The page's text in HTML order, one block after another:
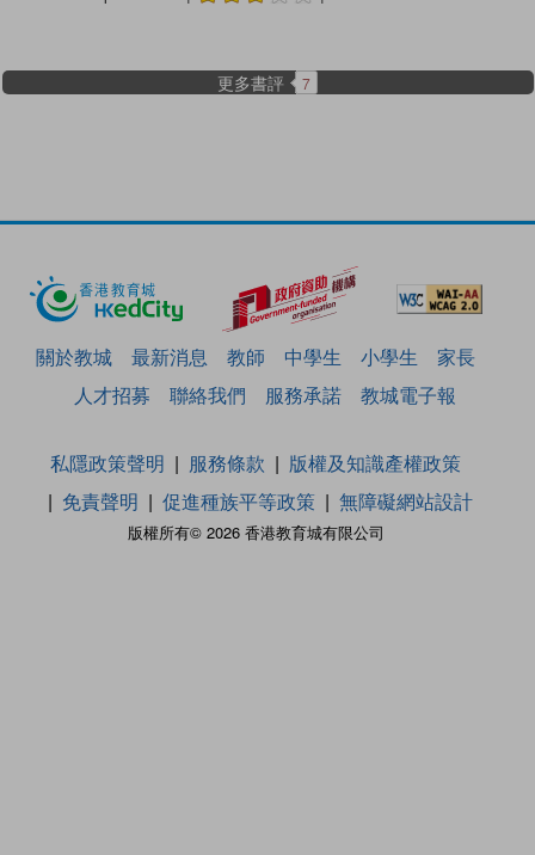
更多書評 7
關於教城 最新消息 教師 中學生 小學生
家長
人才招募
聯絡我們 服務承諾 教城電子報
版權所有© 2026 香港教育城有限公司
私隱政策聲明 服務條款
版權及知識產權政策
免責聲明
促進種族平等政策 無障礙網站設計